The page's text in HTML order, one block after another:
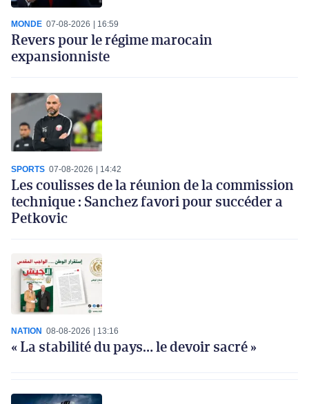
MONDE 07-08-2026 16:59
Revers pour le régime marocain
expansionniste
SPORTS 07-08-2026 14:42
Les coulisses de la réunion de la commission
technique : Sanchez favori pour succéder a
Petkovic
NATION 08-08-2026 13:16
« La stabilité du pays… le devoir sacré »